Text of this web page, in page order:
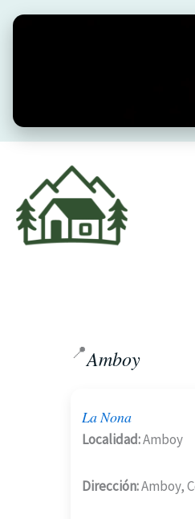
📍Amboy
La Nona
Localidad:Amboy
Dirección:Amboy,